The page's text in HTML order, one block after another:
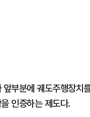
부분에 궤도주행장치
인증하는 제도다.